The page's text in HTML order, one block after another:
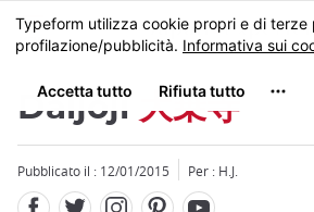
Skip
to
content
MENU
Daijoji 大乗寺
Pubblicato il : 12/01/2015 Per : H.J.